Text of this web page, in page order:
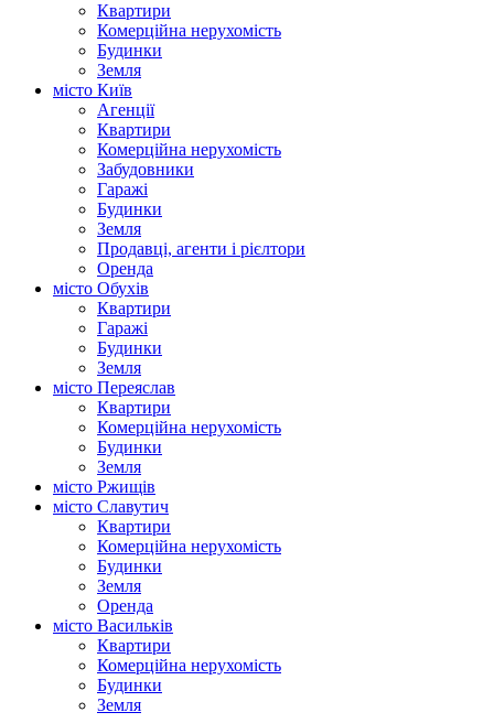
Квартири
Комерційна нерухомість
Будинки
Земля
місто Київ
Агенції
Квартири
Комерційна нерухомість
Забудовники
Гаражі
Будинки
Земля
Продавці, агенти і рієлтори
Оренда
місто Обухів
Квартири
Гаражі
Будинки
Земля
місто Переяслав
Квартири
Комерційна нерухомість
Будинки
Земля
місто Ржищів
місто Славутич
Квартири
Комерційна нерухомість
Будинки
Земля
Оренда
місто Василькiв
Квартири
Комерційна нерухомість
Будинки
Земля